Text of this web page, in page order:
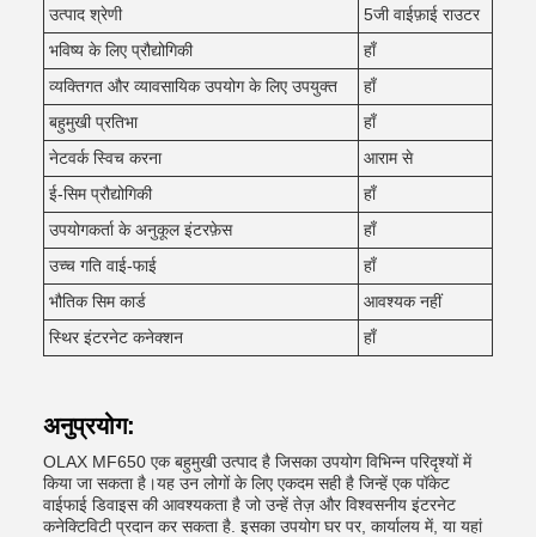
उत्पाद श्रेणी
5जी वाईफ़ाई राउटर
भविष्य के लिए प्रौद्योगिकी
हाँ
व्यक्तिगत और व्यावसायिक उपयोग के लिए उपयुक्त
हाँ
बहुमुखी प्रतिभा
हाँ
नेटवर्क स्विच करना
आराम से
ई-सिम प्रौद्योगिकी
हाँ
उपयोगकर्ता के अनुकूल इंटरफ़ेस
हाँ
उच्च गति वाई-फाई
हाँ
भौतिक सिम कार्ड
आवश्यक नहीं
स्थिर इंटरनेट कनेक्शन
हाँ
अनुप्रयोग:
OLAX MF650 एक बहुमुखी उत्पाद है जिसका उपयोग विभिन्न परिदृश्यों में
किया जा सकता है।यह उन लोगों के लिए एकदम सही है जिन्हें एक पॉकेट
वाईफाई डिवाइस की आवश्यकता है जो उन्हें तेज़ और विश्वसनीय इंटरनेट
कनेक्टिविटी प्रदान कर सकता है. इसका उपयोग घर पर, कार्यालय में, या यहां